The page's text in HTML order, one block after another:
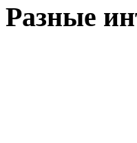
Разные